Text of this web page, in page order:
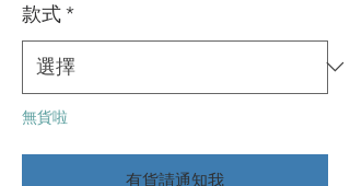
款式*
無貨啦
有貨請通知我